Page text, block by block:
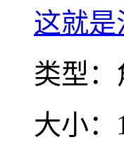
这就是
类型：
大小：